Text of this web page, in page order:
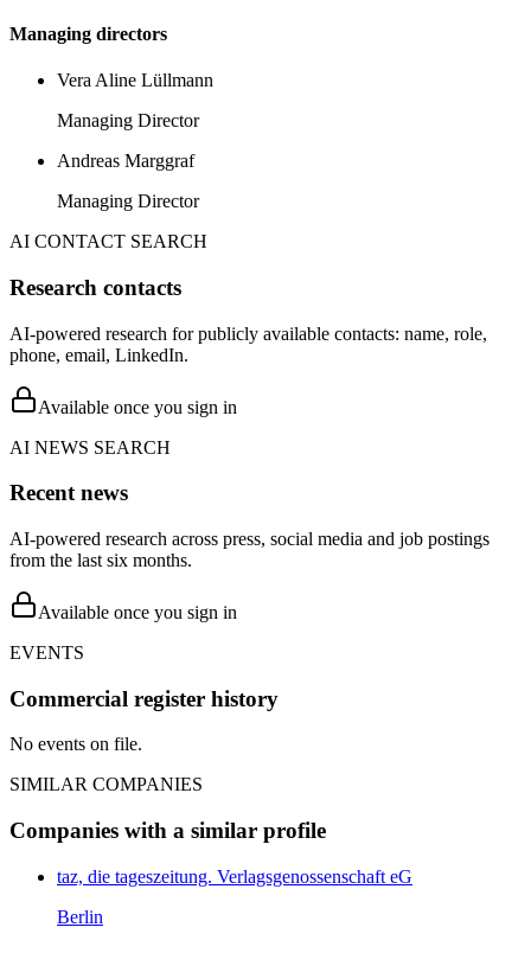
Managing directors
Vera Aline Lüllmann
Managing Director
Andreas Marggraf
Managing Director
AI CONTACT SEARCH
Research contacts
AI-powered research for publicly available contacts: name, role,
phone, email, LinkedIn.
Available once you sign in
AI NEWS SEARCH
Recent news
AI-powered research across press, social media and job postings
from the last six months.
Available once you sign in
EVENTS
Commercial register history
No events on file.
SIMILAR COMPANIES
Companies with a similar profile
taz, die tageszeitung. Verlagsgenossenschaft eG
Berlin